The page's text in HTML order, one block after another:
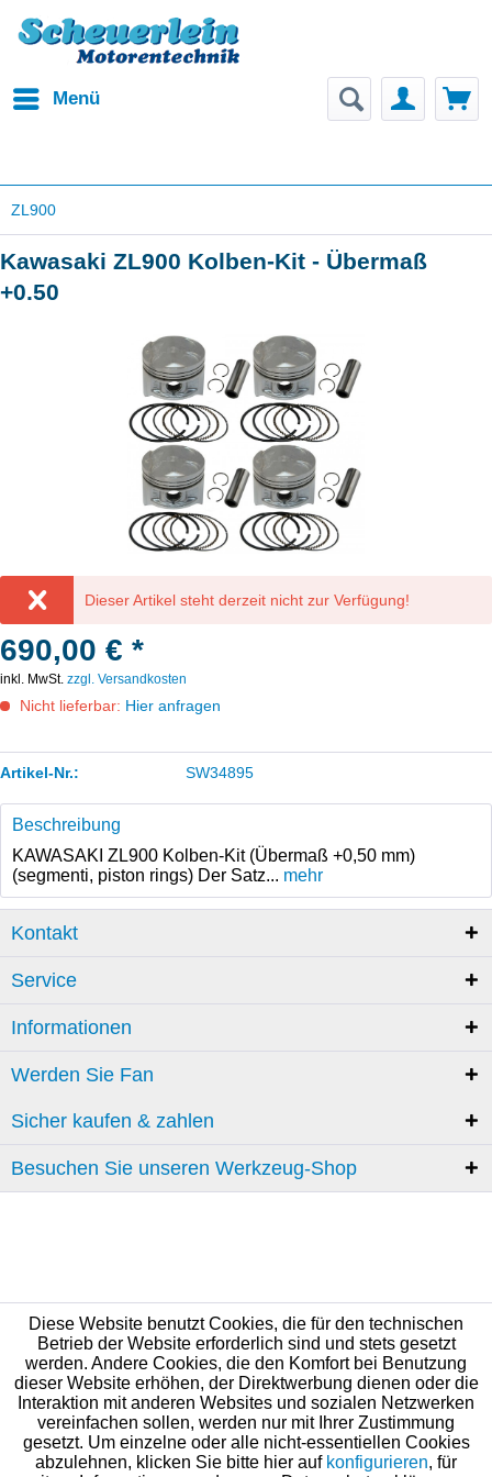
Menü
ZL900
Kawasaki ZL900 Kolben-Kit - Übermaß
+0.50
Dieser Artikel steht derzeit nicht zur Verfügung!
690,00 € *
inkl. MwSt. zzgl. Versandkosten
Nicht lieferbar: Hier anfragen
Artikel-Nr.: SW34895
Beschreibung
KAWASAKI ZL900 Kolben-Kit (Übermaß +0,50 mm)
(segmenti, piston rings) Der Satz... mehr
Kontakt
Service
Informationen
Werden Sie Fan
Sicher kaufen & zahlen
Besuchen Sie unseren Werkzeug-Shop
Diese Website benutzt Cookies, die für den technischen
Betrieb der Website erforderlich sind und stets gesetzt
werden. Andere Cookies, die den Komfort bei Benutzung
dieser Website erhöhen, der Direktwerbung dienen oder die
Interaktion mit anderen Websites und sozialen Netzwerken
vereinfachen sollen, werden nur mit Ihrer Zustimmung
gesetzt. Um einzelne oder alle nicht-essentiellen Cookies
abzulehnen, klicken Sie bitte hier auf konfigurieren, für